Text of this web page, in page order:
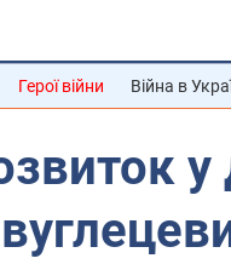
Герої війни Війна в
у